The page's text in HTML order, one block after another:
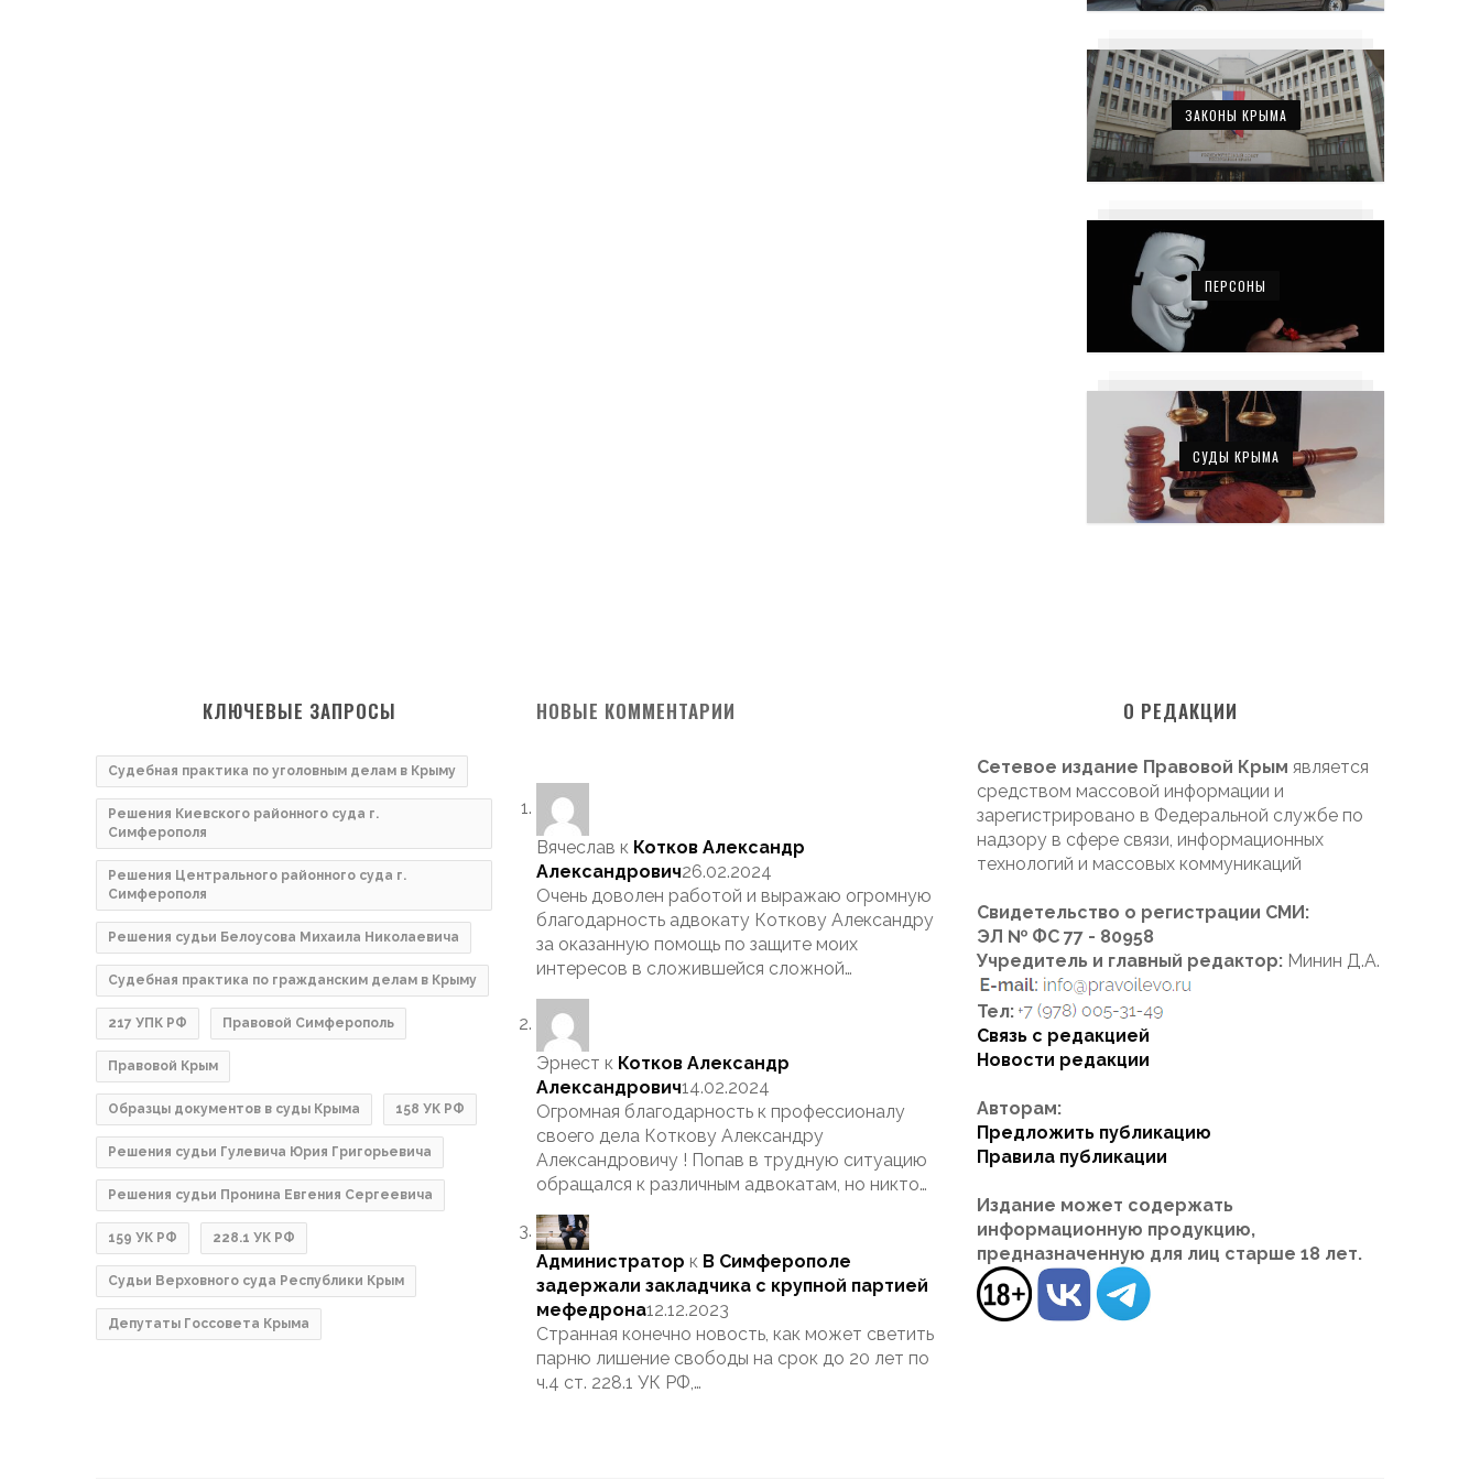
ЗАКОНЫ КРЫМА
ПЕРСОНЫ
СУДЫ КРЫМА
КЛЮЧЕВЫЕ ЗАПРОСЫ
Судебная практика по уголовным делам в Крыму
Решения Киевского районного суда г.
Симферополя
Решения Центрального районного суда г.
Симферополя
Решения судьи Белоусова Михаила Николаевича
Судебная практика по гражданским делам в Крыму
217 УПК РФ Правовой Симферополь
Правовой Крым
Образцы документов в суды Крыма 158 УК РФ
Решения судьи Гулевича Юрия Григорьевича
Решения судьи Пронина Евгения Сергеевича
159 УК РФ 228.1 УК РФ
Судьи Верховного суда Республики Крым
Депутаты Госсовета Крыма
НОВЫЕ КОММЕНТАРИИ
Вячеслав к Котков Александр
Александрович26.02.2024
Очень доволен работой и выражаю огромную
благодарность адвокату Коткову Александру
за оказанную помощь по защите моих
интересов в сложившейся сложной…
Эрнест к Котков Александр
Александрович14.02.2024
Огромная благодарность к профессионалу
своего дела Коткову Александру
Александровичу ! Попав в трудную ситуацию
обращался к различным адвокатам, но никто…
Администратор к В Симферополе
задержали закладчика с крупной партией
мефедрона12.12.2023
Странная конечно новость, как может светить
парню лишение свободы на срок до 20 лет по
ч.4 ст. 228.1 УК РФ,…
О РЕДАКЦИИ
Сетевое издание Правовой Крым является
средством массовой информации и
зарегистрировано в Федеральной службе по
надзору в сфере связи, информационных
технологий и массовых коммуникаций
Свидетельство о регистрации СМИ:
ЭЛ № ФС 77 - 80958
Учредитель и главный редактор: Минин Д.А.
Тел:
Связь с редакцией
Новости редакции
Авторам:
Предложить публикацию
Правила публикации
Издание может содержать
информационную продукцию,
предназначенную для лиц старше 18 лет.